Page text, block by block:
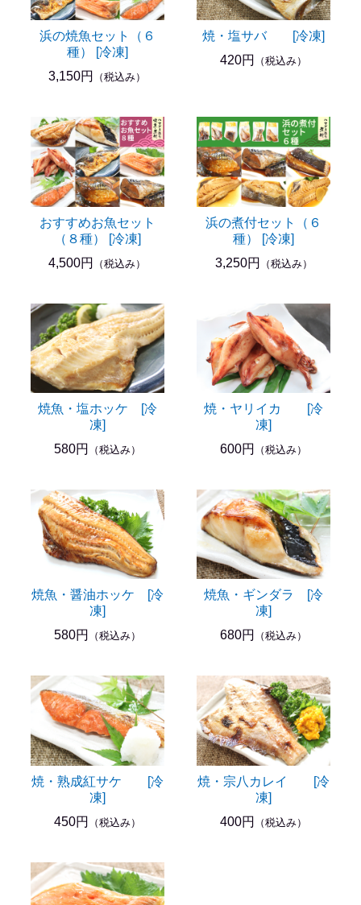
浜の焼魚セット（６
種） [冷凍]
3,150円
（税込み）
焼・塩サバ [冷凍]
420円
（税込み）
おすすめお魚セット
（８種） [冷凍]
4,500円
（税込み）
浜の煮付セット（６
種） [冷凍]
3,250円
（税込み）
焼魚・塩ホッケ [冷
凍]
580円
（税込み）
焼・ヤリイカ [冷
凍]
600円
（税込み）
焼魚・醤油ホッケ [冷
凍]
580円
（税込み）
焼魚・ギンダラ [冷
凍]
680円
（税込み）
焼・熟成紅サケ [冷
凍]
450円
（税込み）
焼・宗八カレイ [冷
凍]
400円
（税込み）